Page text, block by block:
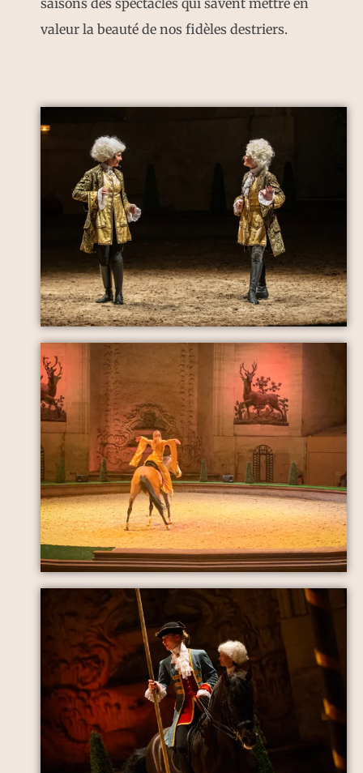
valeur la beauté de nos fidèles destriers.